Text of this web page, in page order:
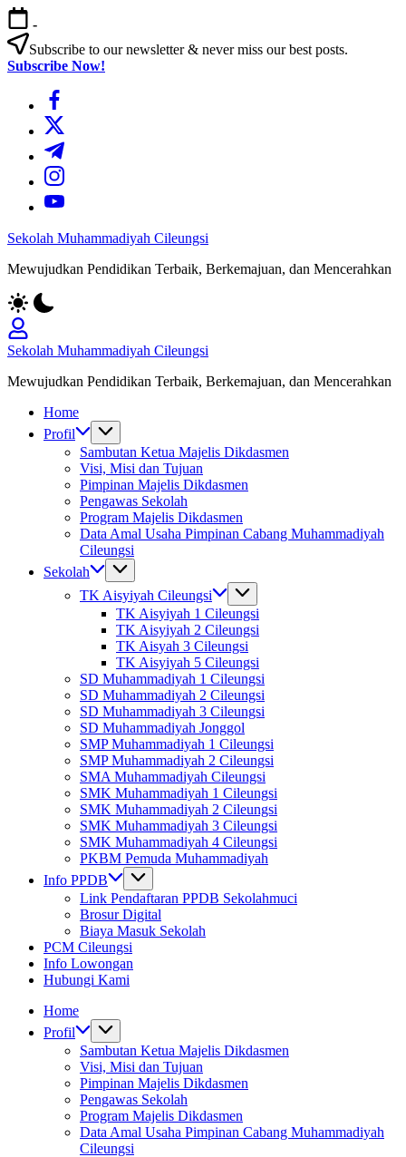
Skip
to
content
-
Subscribe to our newsletter & never miss our best posts.
Subscribe Now!
https://www.facebook.com/
https://twitter.com/
https://t.me/
https://www.instagram.com/
https://youtube.com/
Sekolah Muhammadiyah Cileungsi
Mewujudkan Pendidikan Terbaik, Berkemajuan, dan Mencerahkan
Sekolah Muhammadiyah Cileungsi
Mewujudkan Pendidikan Terbaik, Berkemajuan, dan Mencerahkan
Home
Profil
Sambutan Ketua Majelis Dikdasmen
Visi, Misi dan Tujuan
Pimpinan Majelis Dikdasmen
Pengawas Sekolah
Program Majelis Dikdasmen
Data Amal Usaha Pimpinan Cabang Muhammadiyah
Cileungsi
Sekolah
TK Aisyiyah Cileungsi
TK Aisyiyah 1 Cileungsi
TK Aisyiyah 2 Cileungsi
TK Aisyah 3 Cileungsi
TK Aisyiyah 5 Cileungsi
SD Muhammadiyah 1 Cileungsi
SD Muhammadiyah 2 Cileungsi
SD Muhammadiyah 3 Cileungsi
SD Muhammadiyah Jonggol
SMP Muhammadiyah 1 Cileungsi
SMP Muhammadiyah 2 Cileungsi
SMA Muhammadiyah Cileungsi
SMK Muhammadiyah 1 Cileungsi
SMK Muhammadiyah 2 Cileungsi
SMK Muhammadiyah 3 Cileungsi
SMK Muhammadiyah 4 Cileungsi
PKBM Pemuda Muhammadiyah
Info PPDB
Link Pendaftaran PPDB Sekolahmuci
Brosur Digital
Biaya Masuk Sekolah
PCM Cileungsi
Info Lowongan
Hubungi Kami
Home
Profil
Sambutan Ketua Majelis Dikdasmen
Visi, Misi dan Tujuan
Pimpinan Majelis Dikdasmen
Pengawas Sekolah
Program Majelis Dikdasmen
Data Amal Usaha Pimpinan Cabang Muhammadiyah
Cileungsi